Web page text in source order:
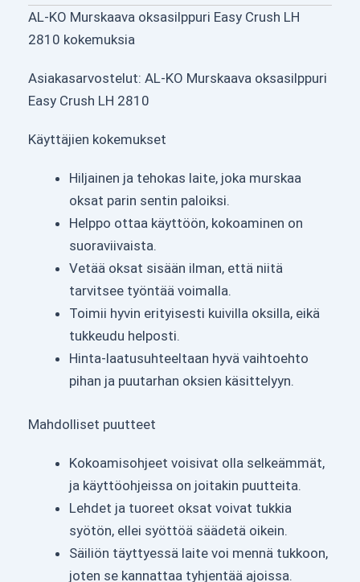
AL-KO Murskaava oksasilppuri Easy Crush LH
2810 kokemuksia
Asiakasarvostelut: AL-KO Murskaava oksasilppuri
Easy Crush LH 2810
Käyttäjien kokemukset
Hiljainen ja tehokas laite, joka murskaa
oksat parin sentin paloiksi.
Helppo ottaa käyttöön, kokoaminen on
suoraviivaista.
Vetää oksat sisään ilman, että niitä
tarvitsee työntää voimalla.
Toimii hyvin erityisesti kuivilla oksilla, eikä
tukkeudu helposti.
Hinta-laatusuhteeltaan hyvä vaihtoehto
pihan ja puutarhan oksien käsittelyyn.
Mahdolliset puutteet
Kokoamisohjeet voisivat olla selkeämmät,
ja käyttöohjeissa on joitakin puutteita.
Lehdet ja tuoreet oksat voivat tukkia
syötön, ellei syöttöä säädetä oikein.
Säiliön täyttyessä laite voi mennä tukkoon,
joten se kannattaa tyhjentää ajoissa.